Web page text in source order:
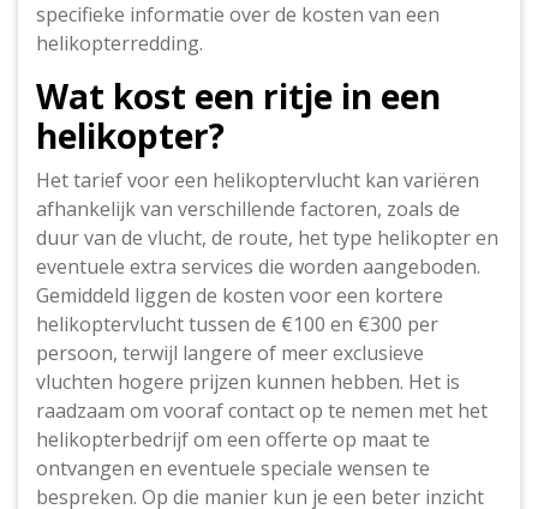
specifieke informatie over de kosten van een
helikopterredding.
Wat kost een ritje in een
helikopter?
Het tarief voor een helikoptervlucht kan variëren
afhankelijk van verschillende factoren, zoals de
duur van de vlucht, de route, het type helikopter en
eventuele extra services die worden aangeboden.
Gemiddeld liggen de kosten voor een kortere
helikoptervlucht tussen de €100 en €300 per
persoon, terwijl langere of meer exclusieve
vluchten hogere prijzen kunnen hebben. Het is
raadzaam om vooraf contact op te nemen met het
helikopterbedrijf om een offerte op maat te
ontvangen en eventuele speciale wensen te
bespreken. Op die manier kun je een beter inzicht